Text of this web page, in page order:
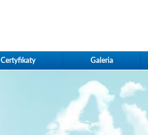
Certyfikaty Galeria